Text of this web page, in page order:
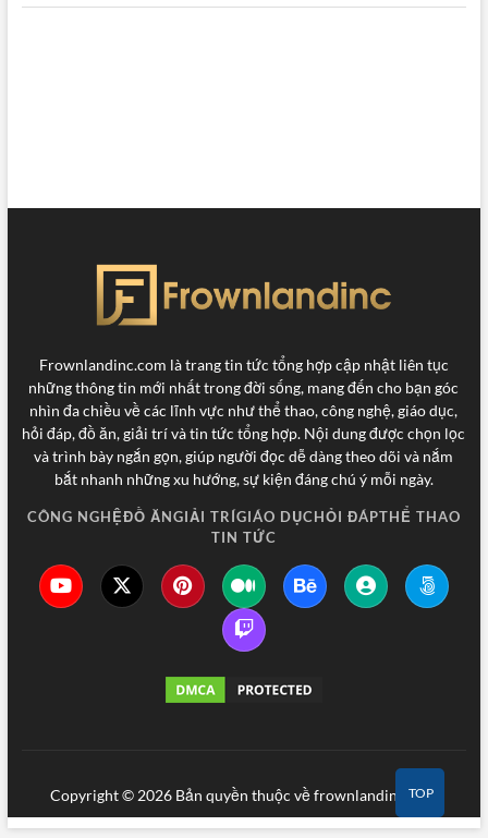
Frownlandinc.com là trang tin tức tổng hợp cập nhật liên tục
những thông tin mới nhất trong đời sống, mang đến cho bạn góc
nhìn đa chiều về các lĩnh vực như thể thao, công nghệ, giáo dục,
hỏi đáp, đồ ăn, giải trí và tin tức tổng hợp. Nội dung được chọn lọc
và trình bày ngắn gọn, giúp người đọc dễ dàng theo dõi và nắm
bắt nhanh những xu hướng, sự kiện đáng chú ý mỗi ngày.
CÔNG NGHỆĐỒ ĂNGIẢI TRÍGIÁO DỤCHỎI ĐÁPTHỂ THAO
TIN TỨC
Copyright © 2026 Bản quyền thuộc về frownlandinc.com
TOP